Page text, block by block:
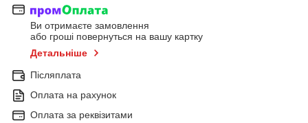
Ви отримаєте замовлення
або гроші повернуться на вашу картку
Детальніше
Післяплата
Оплата на рахунок
Оплата за реквізитами